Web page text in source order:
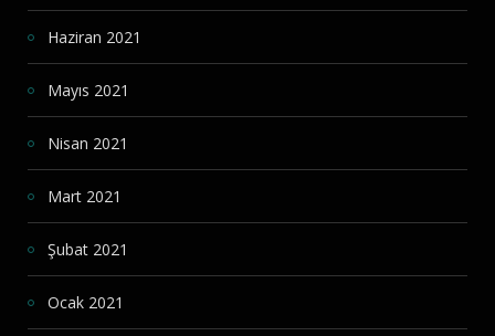
Haziran 2021
Mayıs 2021
Nisan 2021
Mart 2021
Şubat 2021
Ocak 2021